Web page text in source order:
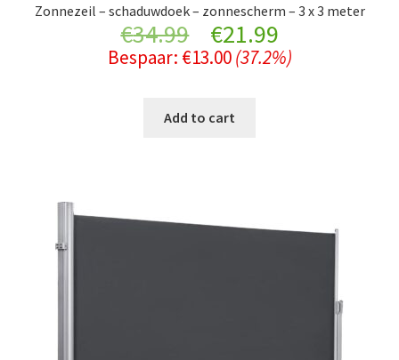
Zonnezeil – schaduwdoek – zonnescherm – 3 x 3 meter
€34.99
Original
price
was:
€21.99Current
price
Bespaar: €13.00 (37.2%)
Add to cart